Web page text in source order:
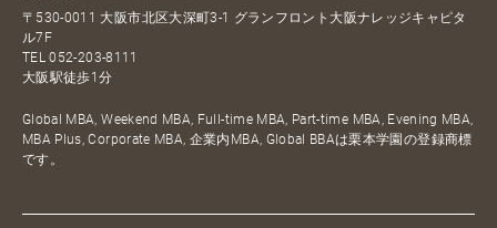
〒530-0011 大阪市北区大深町3-1 グランフロント大阪ナレッジキャピタ
ル7F
TEL052-203-8111
大阪駅徒歩1分
Global MBA, Weekend MBA, Full-time MBA, Part-time MBA, Evening MBA,
MBA Plus, Corporate MBA, 企業内MBA, Global BBAは栗本学園の登録商標
です。